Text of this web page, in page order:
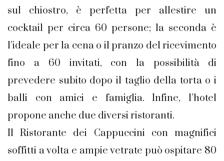
sul chiostro, è perfetta per allestire un
cocktail per circa 60 persone; la seconda è
l’ideale per la cena o il pranzo del ricevimento
fino a 60 invitati, con la possibilità di
prevedere subito dopo il taglio della torta o i
balli con amici e famiglia. Infine, l’hotel
propone anche due diversi ristoranti.
Il Ristorante dei Cappuccini con magnifici
soffitti a volta e ampie vetrate può ospitare 80